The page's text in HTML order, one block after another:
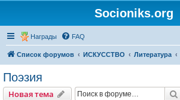
Socioniks.org
Награды FAQ
Список форумов ИСКУССТВО Литература
Поэзия
Новая тема